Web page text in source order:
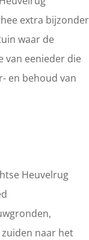
extra bijzonder
waar de
van eenieder die
en behoud van
Heuvelrug
naar het